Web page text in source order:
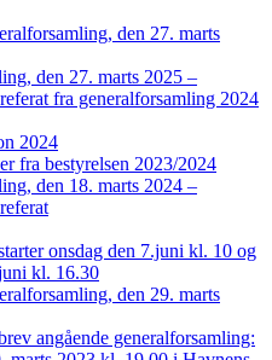
den 27. marts
den 27. marts 2025 –
fra generalforsamling 2024
2024
fra bestyrelsen 2023/2024
den 18. marts 2024 –
onsdag den 7.juni kl. 10 og
kl. 16.30
den 29. marts
angående generalforsamling: